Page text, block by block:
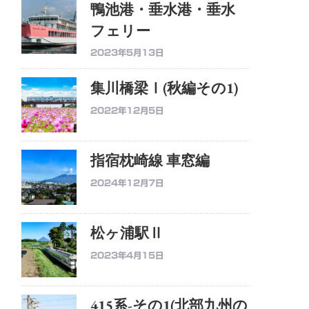
鴨池港・垂水港・垂水
フェリー
2023年5月13日
集川橋梁Ⅰ(秋編その1)
2022年12月5日
指宿枕崎線 車窓編
2024年12月7日
松ヶ浦駅Ⅱ
2023年4月15日